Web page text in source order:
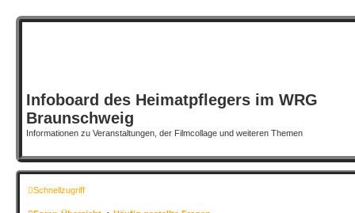
Infoboard des Heimatpflegers im WRG
Braunschweig
Informationen zu Veranstaltungen, der Filmcollage und weiteren Themen
Schnellzugriff